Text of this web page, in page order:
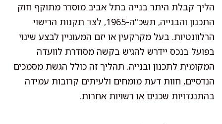
הליך קבלת היתר בנייה בתל אביב מוסדר מתוקף חוק
התכנון והבנייה, תשכ"ה-1965, לצד תקנות הרישוי
הרלוונטיות. בעל מקרקעין או יזם המעוניין לבצע שינוי
בפועל בנכס יידרש להגיש בקשה מסודרת לוועדה
המקומית לתכנון ובנייה. תהליך זה כולל הגשת מסמכים
הנדסיים, חוות דעת מומחים ולעיתים קרובות עמידה
בהתנגדויות שכנים או רשויות אחרות.